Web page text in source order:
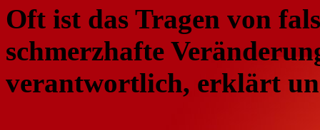
Oft ist das Tragen von
schmerzhafte
verantwortlich, erklärt